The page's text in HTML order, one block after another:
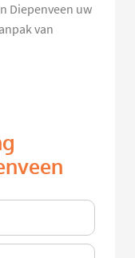
Diepenveen uw
van